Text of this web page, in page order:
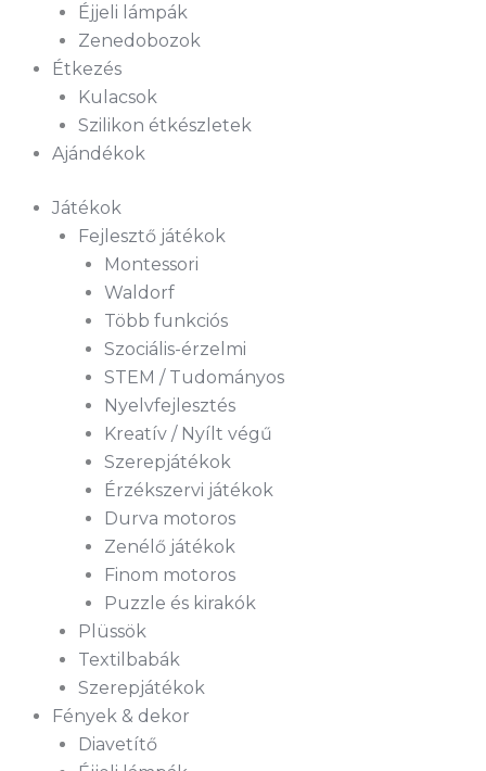
Éjjeli lámpák
Zenedobozok
Étkezés
Kulacsok
Szilikon étkészletek
Ajándékok
Játékok
Fejlesztő játékok
Montessori
Waldorf
Több funkciós
Szociális-érzelmi
STEM / Tudományos
Nyelvfejlesztés
Kreatív / Nyílt végű
Szerepjátékok
Érzékszervi játékok
Durva motoros
Zenélő játékok
Finom motoros
Puzzle és kirakók
Plüssök
Textilbabák
Szerepjátékok
Fények & dekor
Diavetítő